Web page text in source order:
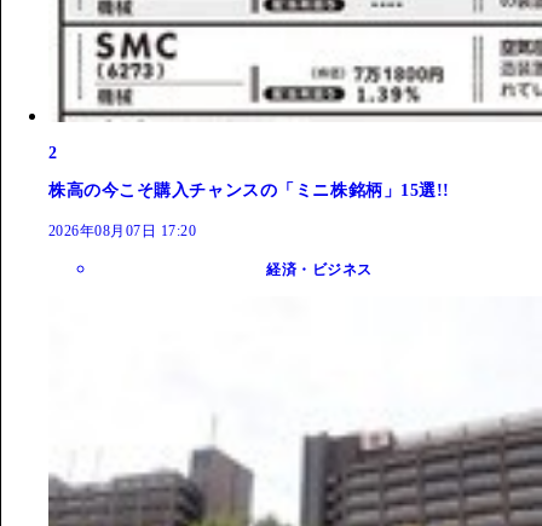
2
株高の今こそ購入チャンスの「ミニ株銘柄」15選!!
2026年08月07日 17:20
経済・ビジネス